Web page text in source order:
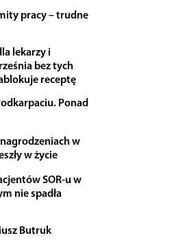
pracy – trudne
lekarzy i
bez tych
receptę
Ponad
w
w życie
SOR-u w
nie spadła
Butruk